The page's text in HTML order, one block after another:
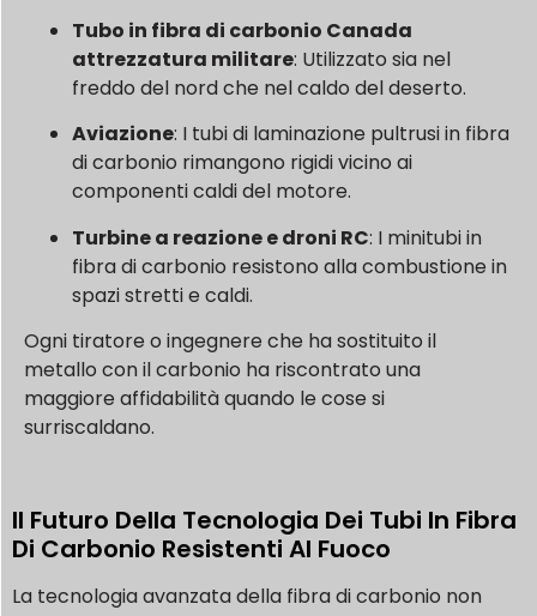
Tubo in fibra di carbonio Canada
attrezzatura militare: Utilizzato sia nel
freddo del nord che nel caldo del deserto.
Aviazione: I tubi di laminazione pultrusi in fibra
di carbonio rimangono rigidi vicino ai
componenti caldi del motore.
Turbine a reazione e droni RC: I minitubi in
fibra di carbonio resistono alla combustione in
spazi stretti e caldi.
Ogni tiratore o ingegnere che ha sostituito il
metallo con il carbonio ha riscontrato una
maggiore affidabilità quando le cose si
surriscaldano.
Il Futuro Della Tecnologia Dei Tubi In Fibra
Di Carbonio Resistenti Al Fuoco
La tecnologia avanzata della fibra di carbonio non